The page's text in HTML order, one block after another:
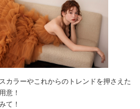
カラーやこれからのトレンドを押さえた
意！
て！